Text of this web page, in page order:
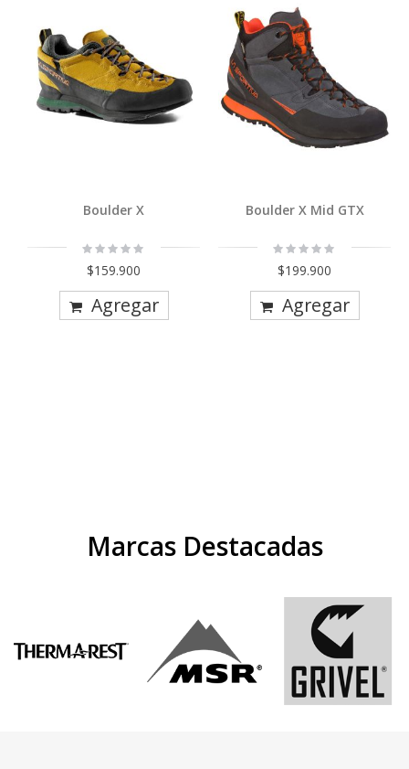
Boulder X
Rating:
0%
$159.900
Agregar
Boulder X Mid GTX
Rating:
0%
$199.900
Agregar
Marcas Destacadas